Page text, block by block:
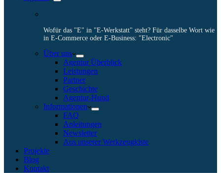
Wofür das "E" in "E-Werkstatt" steht? Für dasselbe Wort wie
in E-Commerce oder E-Business: "Electronic"
Über uns
Agentur Überblick
Leistungen
Partner
Geschichte
Agentur-Hund
Informationen
FAQ
Anleitungen
Newsletter
Aus unserer Werkzeugkiste
Projekte
Blog
Kontakt